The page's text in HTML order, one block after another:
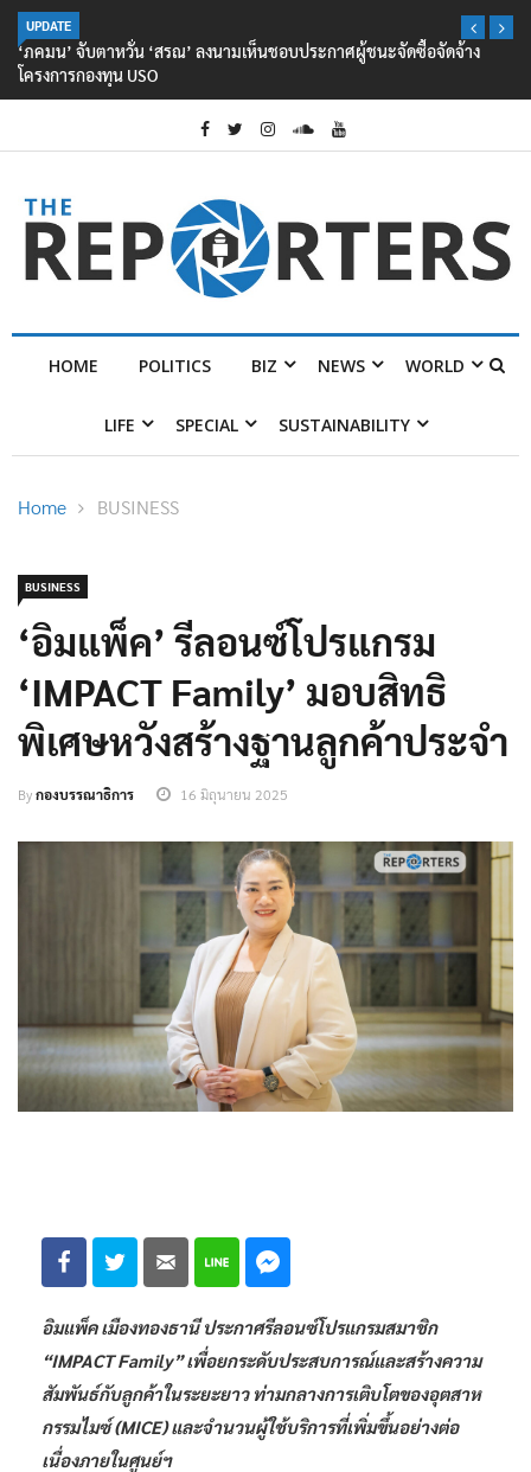
UPDATE
‘ภคมน’ จับตาหวั่น ‘สรณ’ ลงนามเห็นชอบประกาศผู้ชนะจัดซื้อจัดจ้าง
โครงการกองทุน USO
HOME POLITICS BIZ NEWS WORLD
LIFE SPECIAL SUSTAINABILITY
Home BUSINESS
BUSINESS
‘อิมแพ็ค’ รีลอนซ์โปรแกรม
‘IMPACT Family’ มอบสิทธิ
พิเศษหวังสร้างฐานลูกค้าประจำ
Byกองบรรณาธิการ 16 มิถุนายน 2025
อิมแพ็ค เมืองทองธานี ประกาศรีลอนซ์โปรแกรมสมาชิก
“IMPACT Family” เพื่อยกระดับประสบการณ์และสร้างความ
สัมพันธ์กับลูกค้าในระยะยาว ท่ามกลางการเติบโตของอุตสาห
กรรมไมซ์ (MICE) และจำนวนผู้ใช้บริการที่เพิ่มขึ้นอย่างต่อ
เนื่องภายในศูนย์ฯ